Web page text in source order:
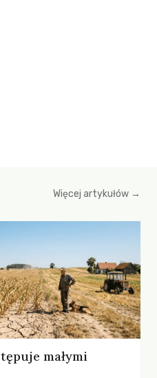
Więcej artykułów →
małymi